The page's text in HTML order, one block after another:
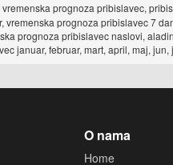
vremenska prognoza pribislavec,
vremenska prognoza pribislavec 7
prognoza pribislavec naslovi,
januar, februar, mart, april, maj,
O nama
Home